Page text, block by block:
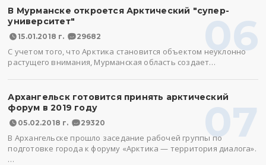
06
В Мурманске откроется Арктический "супер-
университет"
15.01.2018 г. 29682
С учетом того, что Арктика становится объектом неуклонно
растущего внимания, Мурманская область создает…
07
Архангельск готовится принять арктический
форум в 2019 году
05.02.2018 г. 29320
В Архангельске прошло заседание рабочей группы по
подготовке города к форуму «Арктика — территория диалога».
…